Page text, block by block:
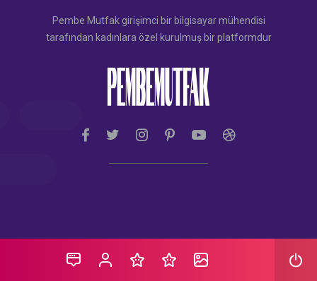
Pembe Mutfak girişimci bir bilgisayar mühendisi
tarafından kadınlara özel kurulmuş bir platformdur